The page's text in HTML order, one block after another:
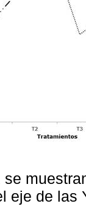
eje de las